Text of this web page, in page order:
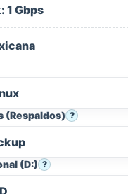
1 Gbps
(Respaldos) ?
(D:) ?